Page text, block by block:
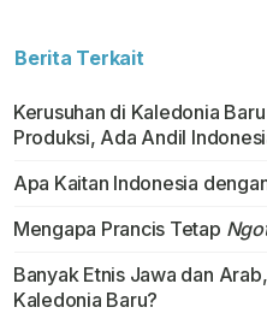
Berita Terkait
Kerusuhan di Kaledonia
Produksi, Ada Andil
Apa Kaitan Indonesia
Mengapa Prancis Tetap
Banyak Etnis Jawa dan
Kaledonia Baru?